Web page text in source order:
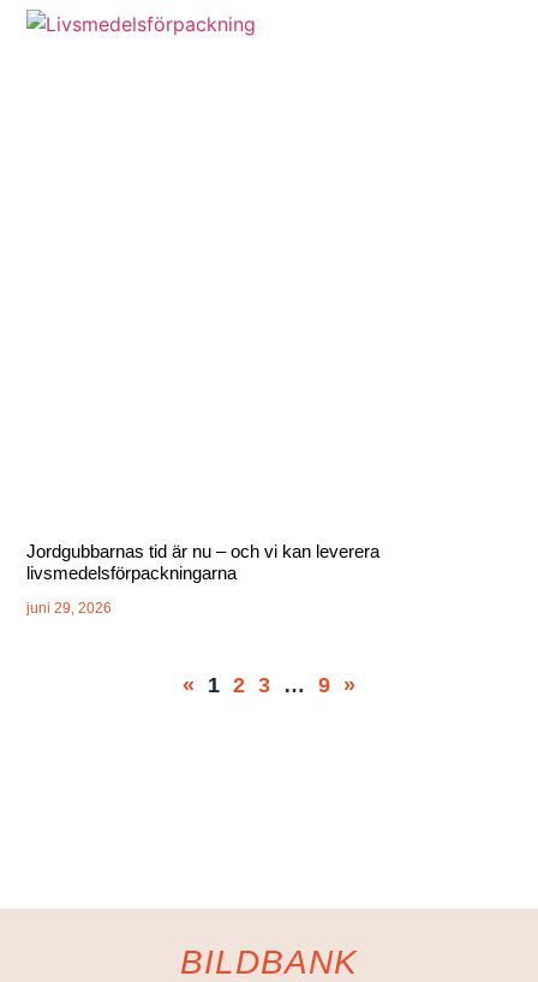
Jordgubbarnas tid är nu – och vi kan leverera
livsmedelsförpackningarna
juni 29, 2026
« 1 2 3 … 9 »
BILDBANK